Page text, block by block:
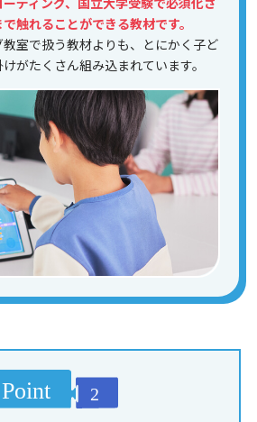
触れることができる教材です。
室で扱う教材よりも、とにかく子ど
がたくさん組み込まれています。